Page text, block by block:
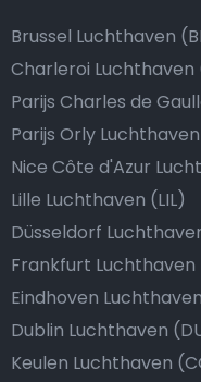
Brussel Luchthaven
Charleroi Luchthaven
Parijs Charles de
Parijs Orly
Nice Côte d'Azur
Lille Luchthaven (LIL)
Düsseldorf
Frankfurt Luchthaven
Eindhoven
Dublin Luchthaven
Keulen Luchthaven